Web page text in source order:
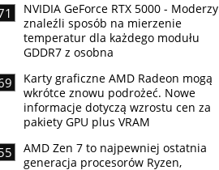
NVIDIA GeForce RTX 5000 - Moderzy
znaleźli sposób na mierzenie
temperatur dla każdego modułu
GDDR7 z osobna
Karty graficzne AMD Radeon mogą
wkrótce znowu podrożeć. Nowe
informacje dotyczą wzrostu cen za
pakiety GPU plus VRAM
AMD Zen 7 to najpewniej ostatnia
generacja procesorów Ryzen,